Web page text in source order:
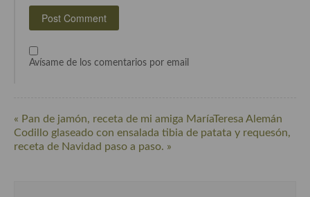
Avísame de los comentarios por email
« Pan de jamón, receta de mi amiga MaríaTeresa Alemán
Codillo glaseado con ensalada tibia de patata y requesón,
receta de Navidad paso a paso. »